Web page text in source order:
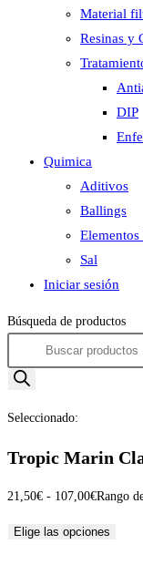
Material
Resinas y
DIP
Quimica
Aditivos
Ballings
Elementos
Sal
Iniciar sesión
Búsqueda de productos
Seleccionado:
Tropic Marin
21,50€ - 107,00€Rango
Elige las opciones